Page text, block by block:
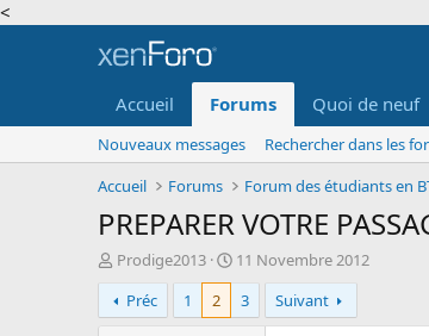
<
Accueil Forums Quoi de neuf
Nouveaux messages
Rechercher dans les
Accueil
Forums Forum des étudiants en
PREPARER VOTRE
A
u
t
e
Prodige2013
D
a
e
11 Novembre 2012
Préc
1 2 3 Suivant